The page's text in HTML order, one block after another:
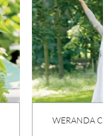
WERANDA